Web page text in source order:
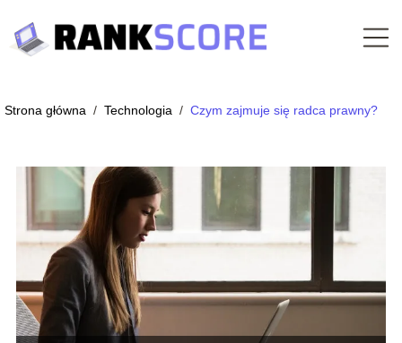
Strona główna / Technologia / Czym zajmuje się radca prawny?